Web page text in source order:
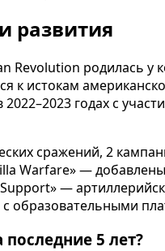
развития
Revolution родилась
к истокам
годах с
сражений, 2
Warfare» —
—
с образовательными
последние 5 лет?